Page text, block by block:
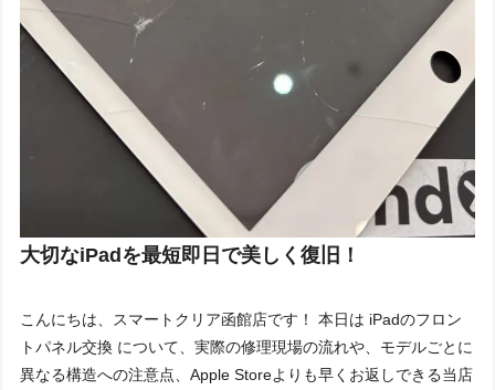
大切なiPadを最短即日で美しく復旧！
こんにちは、スマートクリア函館店です！ 本日は iPadのフロン
トパネル交換 について、実際の修理現場の流れや、モデルごとに
異なる構造への注意点、Apple Storeよりも早くお返しできる当店